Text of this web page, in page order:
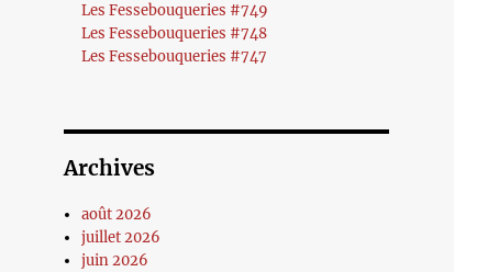
Les Fessebouqueries #749
Les Fessebouqueries #748
Les Fessebouqueries #747
Archives
août 2026
juillet 2026
juin 2026